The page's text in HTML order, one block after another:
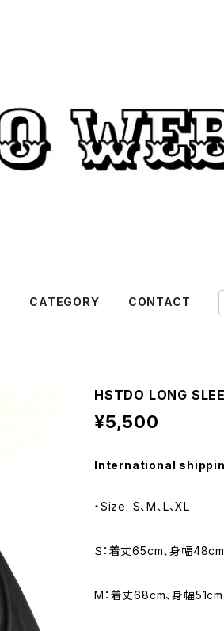
CATEGORY CONTACT
HSTDO LONG
¥5,500
International
・Size: S、M、L、XL
Ｓ：着丈65cm、身幅
M：着丈68cm、身幅